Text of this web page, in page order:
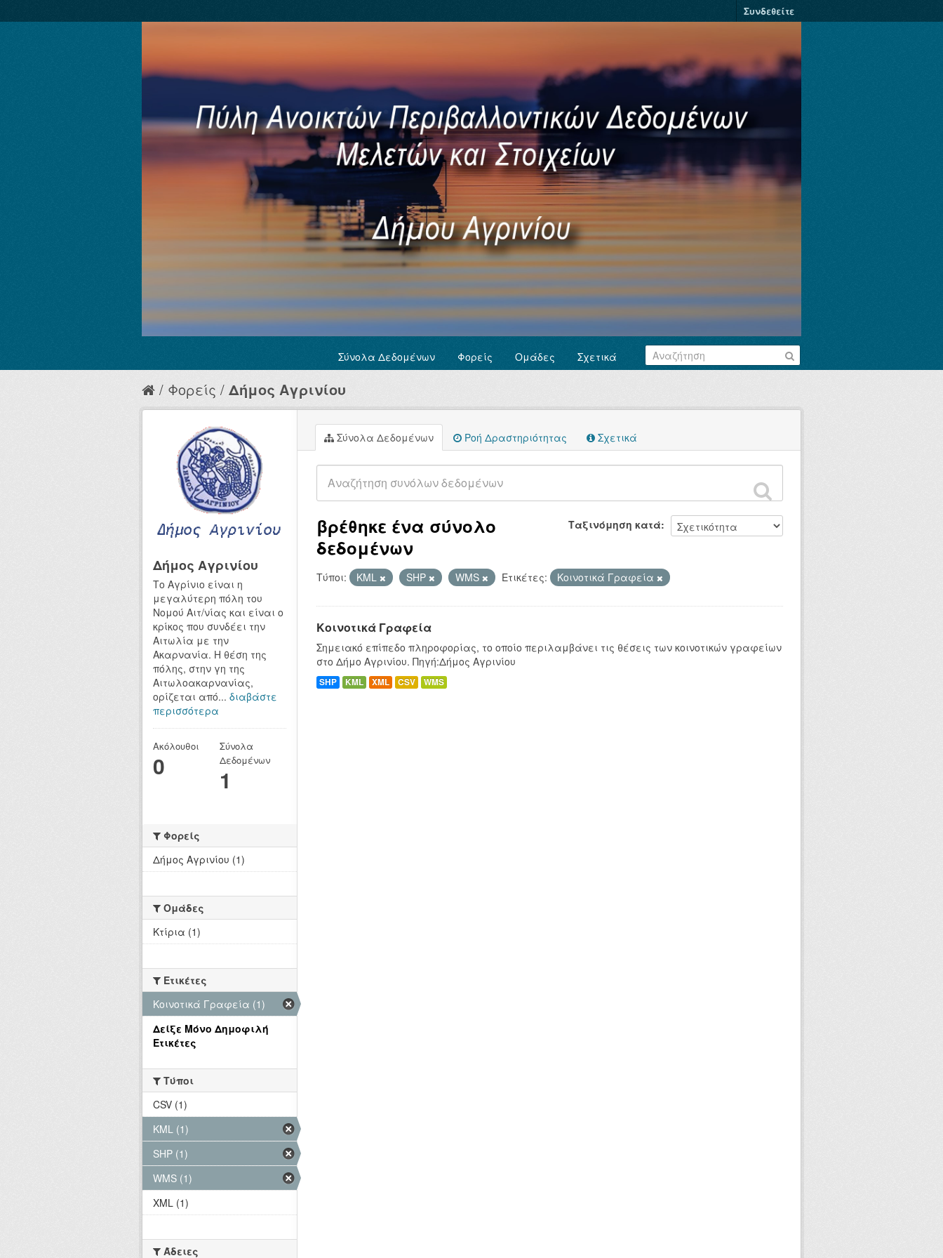
Συνδεθείτε
Σύνολα Δεδομένων Φορείς Ομάδες Σχετικά
Φορείς Δήμος Αγρινίου
Σύνολα Δεδομένων Ροή Δραστηριότητας Σχετικά
Ταξινόμηση κατά
βρέθηκε ένα σύνολο
δεδομένων
Τύποι: KML SHP WMS Ετικέτες: Κοινοτικά Γραφεία
Κοινοτικά Γραφεία
Σημειακό επίπεδο πληροφορίας, το οποίο περιλαμβάνει τις θέσεις των κοινοτικών γραφείων
στο Δήμο Αγρινίου. Πηγή:Δήμος Αγρινίου
SHP KML XML CSV WMS
Δήμος Αγρινίου
Το Αγρίνιο είναι η
μεγαλύτερη πόλη του
Νομού Αιτ/νίας και είναι ο
κρίκος που συνδέει την
Αιτωλία με την
Ακαρνανία. Η θέση της
πόλης, στην γη της
Αιτωλοακαρνανίας,
ορίζεται από... διαβάστε
περισσότερα
Ακόλουθοι
0
Σύνολα
Δεδομένων
1
Φορείς
Δήμος Αγρινίου (1)
Ομάδες
Κτίρια (1)
Ετικέτες
Κοινοτικά Γραφεία (1)
Δείξε Μόνο Δημοφιλή
Ετικέτες
Τύποι
CSV (1)
KML (1)
SHP (1)
WMS (1)
XML (1)
Άδειες